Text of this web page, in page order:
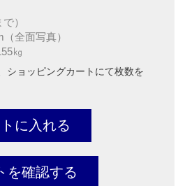
）
全面写真）
㎏
ショッピングカートにて枚数を